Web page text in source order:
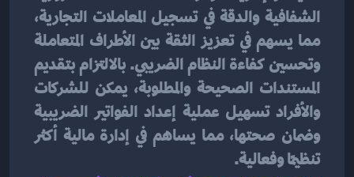
وضمان صحتها، مما يساهم في إدارة مالية أكثر
تنظيمًا وفعالية.